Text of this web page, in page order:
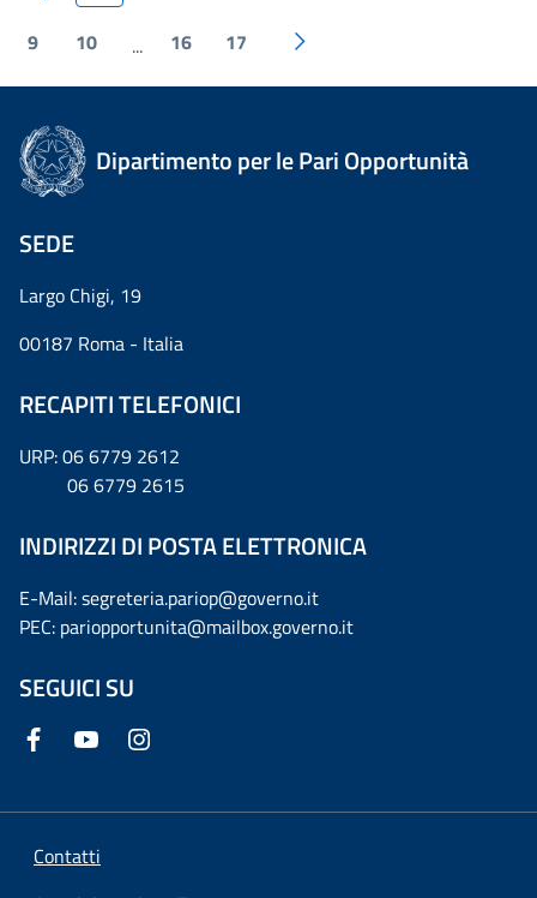
9 10 ... 16 17
Dipartimento per le Pari Opportunità
SEDE
Largo Chigi, 19
00187 Roma - Italia
RECAPITI TELEFONICI
URP: 06 6779 2612
06 6779 2615
INDIRIZZI DI POSTA ELETTRONICA
E-Mail: segreteria.pariop@governo.it
PEC: pariopportunita@mailbox.governo.it
SEGUICI SU
Contatti